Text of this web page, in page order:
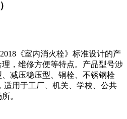
《室内消火栓》标准设计的产
，维修方便等特点。产品型号涉
减压稳压型、铜栓、不锈钢栓
适用于工厂、机关、学校、公共
。